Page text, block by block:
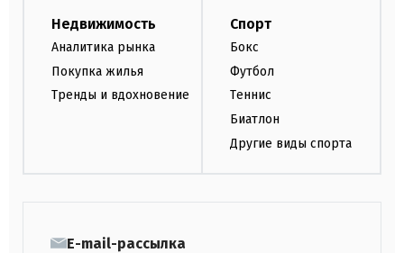
Недвижимость
Аналитика рынка
Покупка жилья
Тренды и вдохновение
Спорт
Бокс
Футбол
Теннис
Биатлон
Другие виды спорта
E-mail-рассылка